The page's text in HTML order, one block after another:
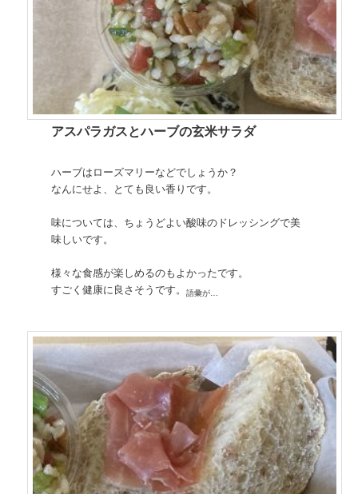
アスパラガスとハーブの玄米サラダ
ハーブはローズマリーなどでしょうか？
なんにせよ、とても良い香りです。
味については、ちょうどよい酸味のドレッシングで美
味しいです。
様々な食感が楽しめるのもよかったです。
すごく健康に良さそうです。語彙が…